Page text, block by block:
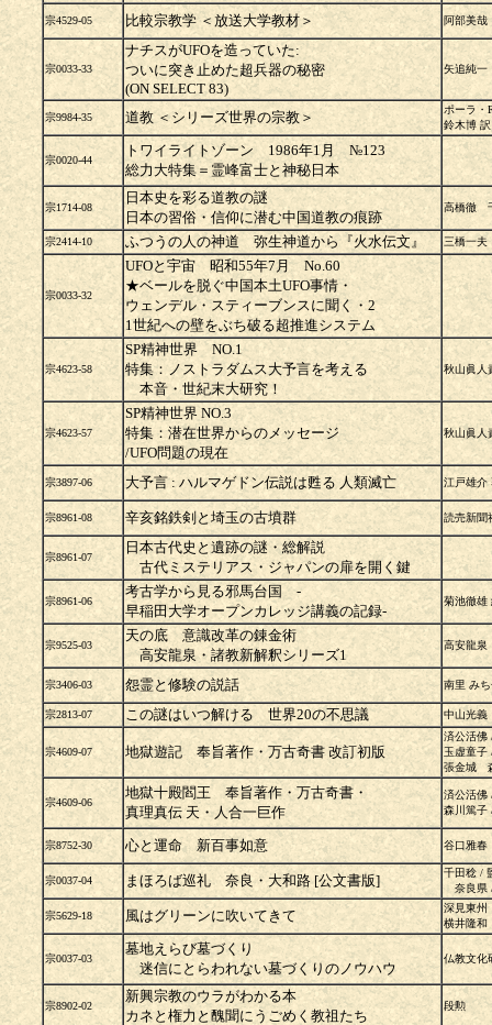
宗4529-05 比較宗教学 ＜放送大学教材＞ 阿部美哉
宗0033-33
ナチスがUFOを造っていた:
ついに突き止めた超兵器の秘密
(ON SELECT 83)
矢追純一
宗9984-35 道教 ＜シリーズ世界の宗教＞
ポーラ・
鈴木博 訳
宗0020-44
トワイライトゾーン 1986年1月 №123
総力大特集＝霊峰富士と神秘日本
宗1714-08
日本史を彩る道教の謎
日本の習俗・信仰に潜む中国道教の痕跡
高橋徹
宗2414-10 ふつうの人の神道 弥生神道から『火水伝文』 三橋一夫
宗0033-32
UFOと宇宙 昭和55年7月 No.60
★ベールを脱ぐ中国本土UFO事情・
ウェンデル・スティーブンスに聞く・2
1世紀への壁をぶち破る超推進システム
宗4623-58
SP精神世界 NO.1
特集：ノストラダムス大予言を考える
本音・世紀末大研究！
秋山眞人
宗4623-57
SP精神世界 NO.3
特集：潜在世界からのメッセージ
/UFO問題の現在
秋山眞人
宗3897-06 大予言 : ハルマゲドン伝説は甦る 人類滅亡 江戸雄介
宗8961-08 辛亥銘鉄剣と埼玉の古墳群 読売新
宗8961-07
日本古代史と遺跡の謎・総解説
古代ミステリアス・ジャパンの扉を開く鍵
宗8961-06
考古学から見る邪馬台国 -
早稲田大学オープンカレッジ講義の記録-
菊池徹雄
宗9525-03
天の底 意識改革の錬金術
高安龍泉・諸教新解釈シリーズ1
高安龍泉
宗3406-03 怨霊と修験の説話 南里 み
宗2813-07 この謎はいつ解ける 世界20の不思議 中山光義
宗4609-07 地獄遊記 奉旨著作・万古奇書 改訂初版
済公活
玉虚童
張金城
宗4609-06
地獄十殿閻王 奉旨著作・万古奇書・
真理真伝 天・人合一巨作
済公活
森川篤子
宗8752-30 心と運命 新百事如意 谷口雅春
宗0037-04 まほろば巡礼 奈良・大和路 [公文書版]
千田稔 /
奈良県
宗5629-18 風はグリーンに吹いてきて
深見東
横井隆和
宗0037-03
墓地えらび墓づくり
迷信にとらわれない墓づくりのノウハウ
仏教文化
宗8902-02
新興宗教のウラがわかる本
カネと権力と醜聞にうごめく教祖たち
段勲